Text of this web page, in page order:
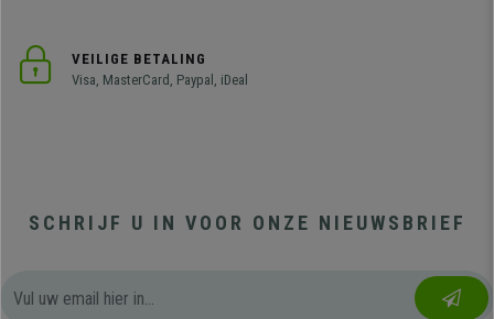
VEILIGE BETALING
Visa, MasterCard, Paypal, iDeal
SCHRIJF U IN VOOR ONZE NIEUWSBRIEF